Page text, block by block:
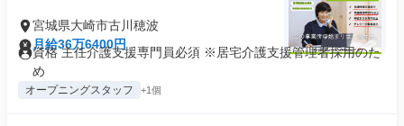
宮城県大崎市古川穂波
月給36万6400円
資格 主任介護支援専門員必須 ※居宅介護支援管理者採用のた
め
オープニングスタッフ +1個